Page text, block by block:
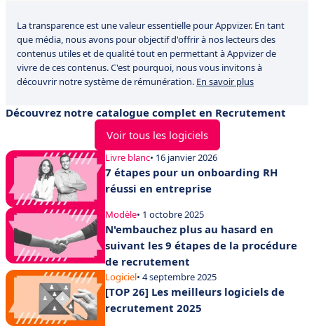
La transparence est une valeur essentielle pour Appvizer. En tant
que média, nous avons pour objectif d'offrir à nos lecteurs des
contenus utiles et de qualité tout en permettant à Appvizer de
vivre de ces contenus. C'est pourquoi, nous vous invitons à
découvrir notre système de rémunération. En savoir plus
Découvrez notre catalogue complet en Recrutement
Voir tous les logiciels
Livre blanc• 16 janvier 2026
7 étapes pour un onboarding RH
réussi en entreprise
Modèle• 1 octobre 2025
N'embauchez plus au hasard en
suivant les 9 étapes de la procédure
de recrutement
Logiciel• 4 septembre 2025
[TOP 26] Les meilleurs logiciels de
recrutement 2025